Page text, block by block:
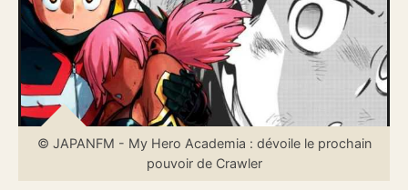
© JAPANFM - My Hero Academia : dévoile le prochain
pouvoir de Crawler